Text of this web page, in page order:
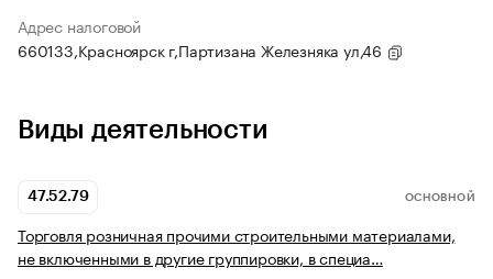
Адрес налоговой
660133,Красноярск г,Партизана Железняка ул,46
Виды деятельности
47.52.79 ОСНОВНОЙ
Торговля розничная прочими строительными материалами,
не включенными в другие группировки, в специа…